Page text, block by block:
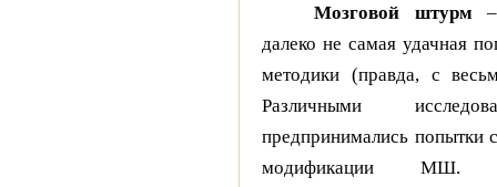
Мозговой штурм –
далеко не самая удачная
методики (правда, с
Различными
предпринимались попытки
модификации МШ.